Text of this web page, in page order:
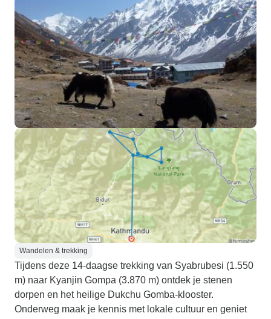
Wandelen & trekking
Tijdens deze 14-daagse trekking van Syabrubesi (1.550
m) naar Kyanjin Gompa (3.870 m) ontdek je stenen
dorpen en het heilige Dukchu Gomba-klooster.
Onderweg maak je kennis met lokale cultuur en geniet